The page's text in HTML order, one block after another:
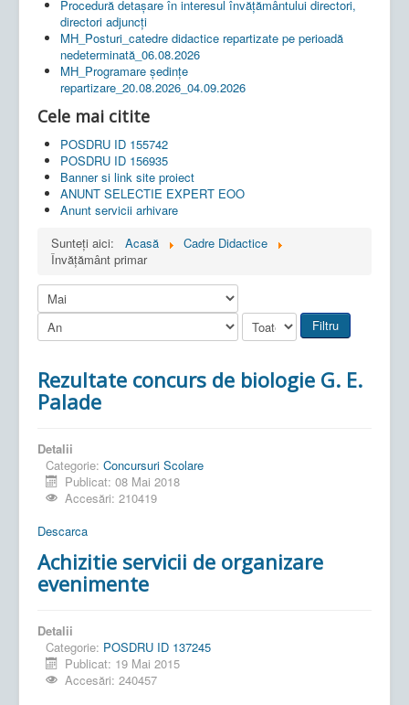
Procedură detașare în interesul învățământului directori,
directori adjuncți
MH_Posturi_catedre didactice repartizate pe perioadă
nedeterminată_06.08.2026
MH_Programare ședințe
repartizare_20.08.2026_04.09.2026
Cele mai citite
POSDRU ID 155742
POSDRU ID 156935
Banner si link site proiect
ANUNT SELECTIE EXPERT EOO
Anunt servicii arhivare
Sunteți aici:
Acasă
Cadre Didactice
Învățământ primar
Filtru
Rezultate concurs de biologie G. E.
Palade
Detalii
Categorie: Concursuri Scolare
Publicat: 08 Mai 2018
Accesări: 210419
Descarca
Achizitie servicii de organizare
evenimente
Detalii
Categorie: POSDRU ID 137245
Publicat: 19 Mai 2015
Accesări: 240457